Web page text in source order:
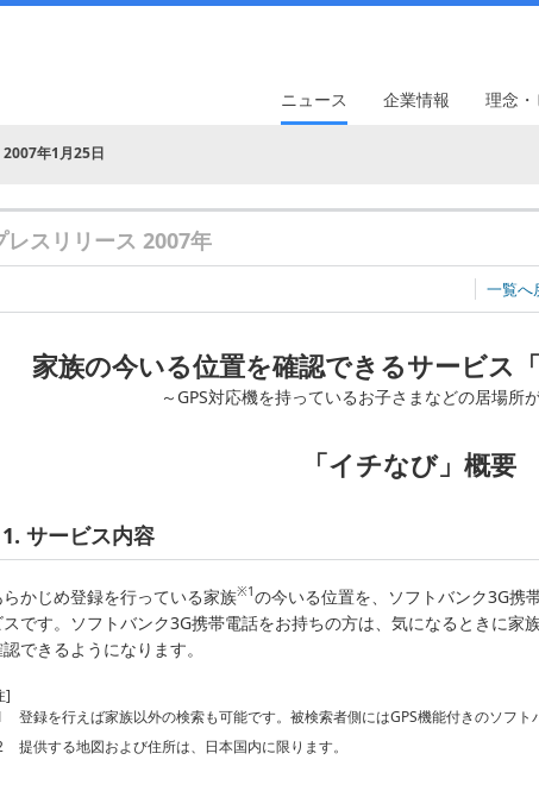
ニュース 企業情報 理念
2007年1月25日
レスリリース 2007年
一覧へ
家族の今いる位置を確認できるサービス
～GPS対応機を持っているお子さまなどの居場所
「イチなび」概要
1. サービス内容
かじめ登録を行っている家族※1の今いる位置を、ソフトバンク3G
です。ソフトバンク3G携帯電話をお持ちの方は、気になるときに家
できるようになります。
]
登録を行えば家族以外の検索も可能です。被検索者側にはGPS機能付きのソフト
提供する地図および住所は、日本国内に限ります。